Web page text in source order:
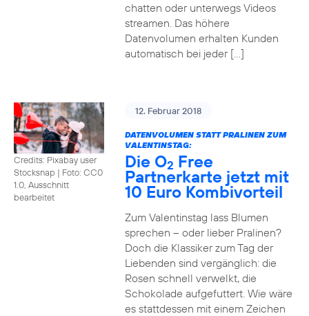
chatten oder unterwegs Videos
streamen. Das höhere
Datenvolumen erhalten Kunden
automatisch bei jeder […]
Credits: Pixabay user
Stocksnap | Foto: CC0
1.0, Ausschnitt
bearbeitet
12. Februar 2018
DATENVOLUMEN STATT PRALINEN ZUM
VALENTINSTAG:
Die O2 Free
Partnerkarte jetzt mit
10 Euro Kombivorteil
Zum Valentinstag lass Blumen
sprechen – oder lieber Pralinen?
Doch die Klassiker zum Tag der
Liebenden sind vergänglich: die
Rosen schnell verwelkt, die
Schokolade aufgefuttert. Wie wäre
es stattdessen mit einem Zeichen